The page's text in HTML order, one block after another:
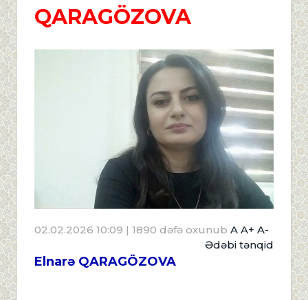
QARAGÖZOVA
02.02.2026 10:09 | 1890 dəfə oxunub A A+ A-
Ədəbi tənqid
Elnarə QARAGÖZOVA